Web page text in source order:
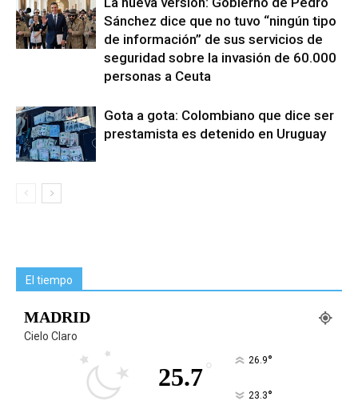
Sánchez dice que no tuvo “ningún tipo
de información” de sus servicios de
seguridad sobre la invasión de 60.000
personas a Ceuta
Gota a gota: Colombiano que dice ser
prestamista es detenido en Uruguay
El tiempo
MADRID
Cielo Claro
25.7° 26.9°
23.3°